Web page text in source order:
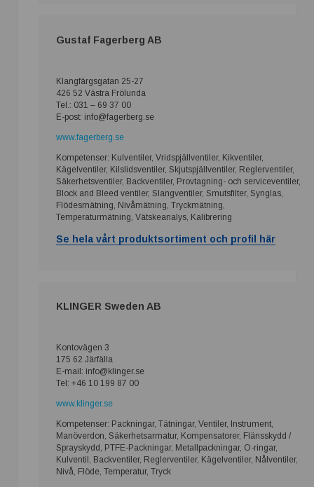
Gustaf Fagerberg AB
Klangfärgsgatan 25-27
426 52 Västra Frölunda
Tel.: 031 – 69 37 00
E-post: info@fagerberg.se
www.fagerberg.se
Kompetenser: Kulventiler, Vridspjällventiler, Kikventiler,
Kägelventiler, Kilslidsventiler, Skjutspjällventiler, Reglerventiler,
Säkerhetsventiler, Backventiler, Provtagning- och serviceventiler,
Block and Bleed ventiler, Slangventiler, Smutsfilter, Synglas,
Flödesmätning, Nivåmätning, Tryckmätning,
Temperaturmätning, Vätskeanalys, Kalibrering
Se hela vårt produktsortiment och profil här
KLINGER Sweden AB
Kontovägen 3
175 62 Järfälla
E-mail: info@klinger.se
Tel: +46 10 199 87 00
www.klinger.se
Kompetenser: Packningar, Tätningar, Ventiler, Instrument,
Manöverdon, Säkerhetsarmatur, Kompensatorer, Flänsskydd /
Sprayskydd, PTFE-Packningar, Metallpackningar, O-ringar,
Kulventil, Backventiler, Reglerventiler, Kägelventiler, Nålventiler,
Nivå, Flöde, Temperatur, Tryck